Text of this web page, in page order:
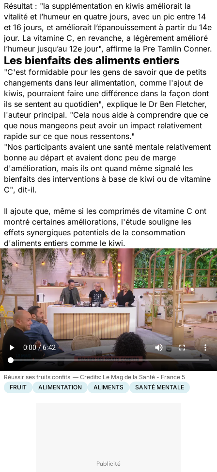
Résultat : "la supplémentation en kiwis améliorait la
vitalité et l’humeur en quatre jours, avec un pic entre 14
et 16 jours, et améliorait l’épanouissement à partir du 14e
jour. La vitamine C, en revanche, a légèrement amélioré
l’humeur jusqu’au 12e jour", affirme la Pre Tamlin Conner.
Les bienfaits des aliments entiers
"C'est formidable pour les gens de savoir que de petits
changements dans leur alimentation, comme l'ajout de
kiwis, pourraient faire une différence dans la façon dont
ils se sentent au quotidien", explique le Dr Ben Fletcher,
l'auteur principal. "Cela nous aide à comprendre que ce
que nous mangeons peut avoir un impact relativement
rapide sur ce que nous ressentons."
"Nos participants avaient une santé mentale relativement
bonne au départ et avaient donc peu de marge
d'amélioration, mais ils ont quand même signalé les
bienfaits des interventions à base de kiwi ou de vitamine
C", dit-il.
Il ajoute que, même si les comprimés de vitamine C ont
montré certaines améliorations, l'étude souligne les
effets synergiques potentiels de la consommation
d'aliments entiers comme le kiwi.
Réussir ses fruits confits
Le Mag de la Santé - France 5
FRUIT
ALIMENTATION ALIMENTS SANTÉ MENTALE